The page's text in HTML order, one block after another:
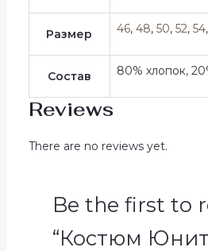
Размер 46, 48, 50, 52, 54,
Состав 80% хлопок,
Reviews
There are no reviews yet.
Be the first to
“Костюм